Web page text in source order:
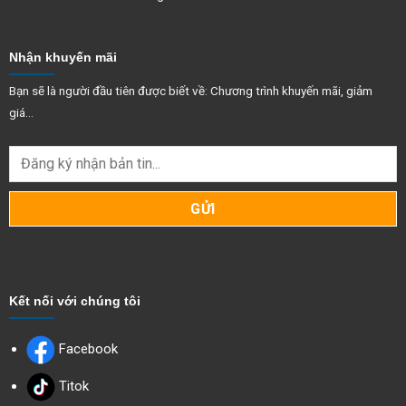
Bề dày của lớp quét : 0.70 + 0.1 mm mỗi lớp.
Nhận khuyến mãi
Bạn sẽ là người đầu tiên được biết về: Chương trình khuyến mãi, giảm
giá...
Kết nối với chúng tôi
Facebook
Titok